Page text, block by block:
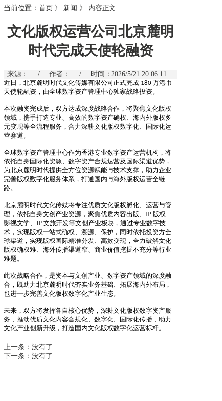
当前位置： 首页 》 新闻 》 内容正文
文化版权运营公司北京麓明
时代完成天使轮融资
来源： / 作者： /
时间：2026/5/21 20:06:11
近日，北京麓明时代文化传媒有限公司正式完成 180 万港币
天使轮融资，由全球数字资产管理中心独家战略投资。
本次融资完成后，双方达成深度战略合作，将聚焦文化版权
领域，携手打造专业、高效的数字资产确权、海内外版权多
元变现等全流程服务，合力深耕文化版权数字化、国际化运
营赛道。
全球数字资产管理中心作为香港专业数字资产运营机构，将
依托自身国际化资源、数字资产合规运营及国际渠道优势，
为北京麓明时代提供全方位资源赋能与技术支撑，助力企业
完善版权数字化服务体系，打通国内与海外版权运营全链
路。
北京麓明时代文化传媒将专注优质文化版权孵化、运营与管
理，依托自身文创产业资源，聚焦优质内容出版、IP 版权、
影视文学、IP 文旅开发等文创产业板块，通过专业数字技
术 ，实现版权一站式确权、溯源、保护，同时依托投资方全
球渠道，实现版权国际精准分发、 高效变现，全力破解文化
版权确权难、海外传播渠道窄、商业价值挖掘不充分等行业
难题 。
此次战略合作，是资本与文创产业、数字资产领域的深度融
合，既助力北京麓明时代夯实业务基础、拓展海内外布局，
也进一步完善文化版权数字化产业生态。
未来，双方将发挥各自核心优势，深耕文化版权数字资产服
务，推动优质文化内容合规化、 数字化、国际化传播，助力
文化产业创新升级，打造国内文化版权数字化运营标杆。
上一条： 没有了
下一条： 没有了